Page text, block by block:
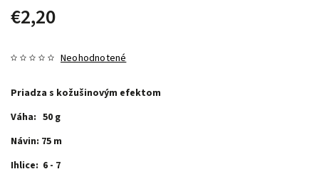
€2,20
Neohodnotené
Priadza s kožušinovým efektom
Váha: 50 g
Návin: 75 m
Ihlice: 6 - 7